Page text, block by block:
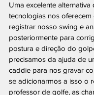
Uma excelente alternativa
tecnologias nos
registrar nosso swing e
posteriormente para
postura e direção do
precisamos da ajuda de
caddie para nos gravar
se adicionarmos a isso o
professor de golfe, as